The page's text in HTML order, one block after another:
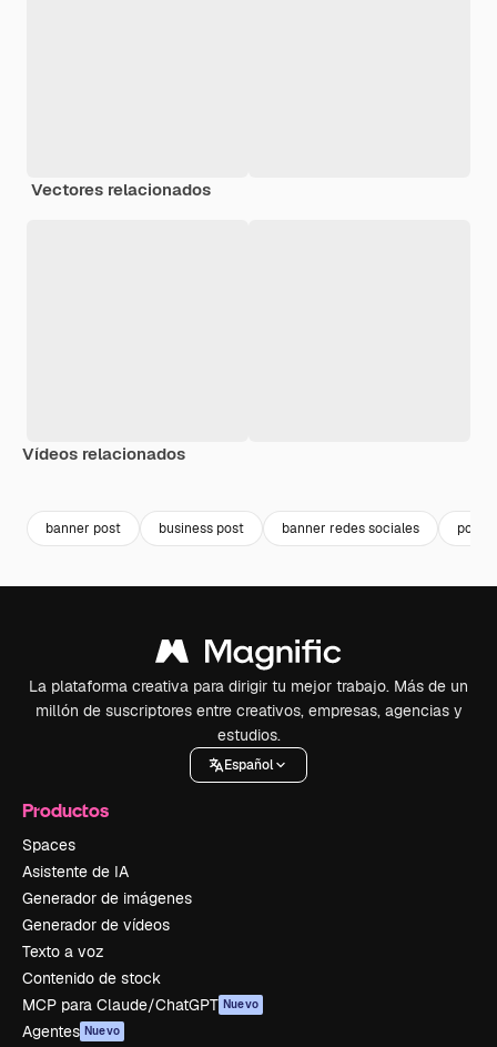
Vectores relacionados
Vídeos relacionados
banner post business post banner redes sociales post
La plataforma creativa para dirigir tu mejor trabajo. Más de un
millón de suscriptores entre creativos, empresas, agencias y
estudios.
Español
Productos
Spaces
Asistente de IA
Generador de imágenes
Generador de vídeos
Texto a voz
Contenido de stock
MCP para Claude/ChatGPT Nuevo
Agentes Nuevo